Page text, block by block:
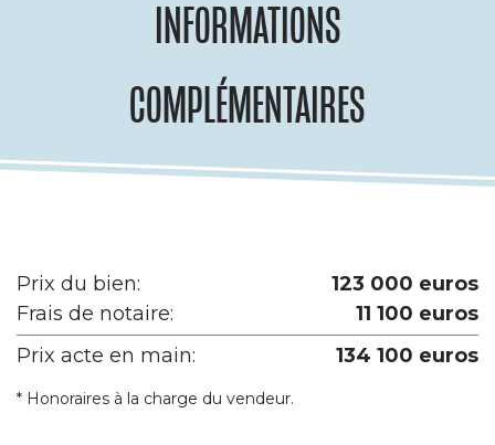
INFORMATIONS
COMPLÉMENTAIRES
Prix du bien:
123 000 euros
Frais de notaire:
11 100 euros
Prix acte en main:
134 100 euros
* Honoraires à la charge du vendeur.